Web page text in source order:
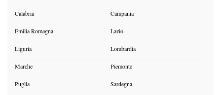
Calabria Campania
Emilia Romagna Lazio
Liguria Lombardia
Marche Piemonte
Puglia Sardegna